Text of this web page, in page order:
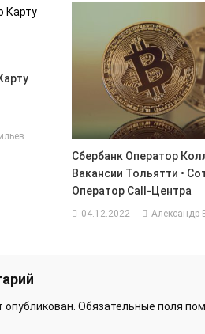
Сбербанк Оператор
Вакансии Тольятти •
Оператор Call-Центра
04.12.2022 Александр
опубликован. Обязательные поля